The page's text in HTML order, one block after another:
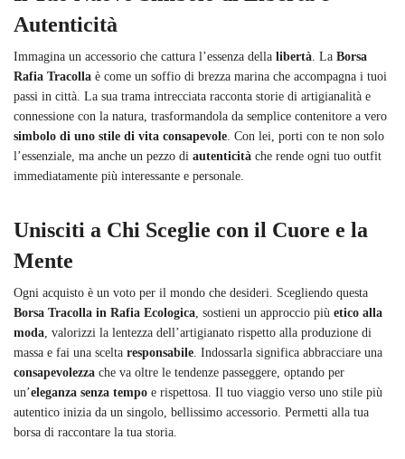
Autenticità
Immagina un accessorio che cattura l’essenza della libertà. La Borsa
Rafia Tracolla è come un soffio di brezza marina che accompagna i tuoi
passi in città. La sua trama intrecciata racconta storie di artigianalità e
connessione con la natura, trasformandola da semplice contenitore a vero
simbolo di uno stile di vita consapevole. Con lei, porti con te non solo
l’essenziale, ma anche un pezzo di autenticità che rende ogni tuo outfit
immediatamente più interessante e personale.
Unisciti a Chi Sceglie con il Cuore e la
Mente
Ogni acquisto è un voto per il mondo che desideri. Scegliendo questa
Borsa Tracolla in Rafia Ecologica, sostieni un approccio più etico alla
moda, valorizzi la lentezza dell’artigianato rispetto alla produzione di
massa e fai una scelta responsabile. Indossarla significa abbracciare una
consapevolezza che va oltre le tendenze passeggere, optando per
un’eleganza senza tempo e rispettosa. Il tuo viaggio verso uno stile più
autentico inizia da un singolo, bellissimo accessorio. Permetti alla tua
borsa di raccontare la tua storia.